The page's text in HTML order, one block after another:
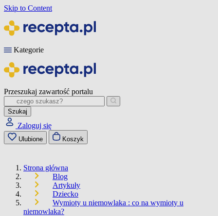
Skip to Content
Kategorie
Przeszukaj zawartość portalu
Szukaj
Zaloguj się
Ulubione Koszyk
Strona główna
Blog
Artykuły
Dziecko
Wymioty u niemowlaka : co na wymioty u
niemowlaka?